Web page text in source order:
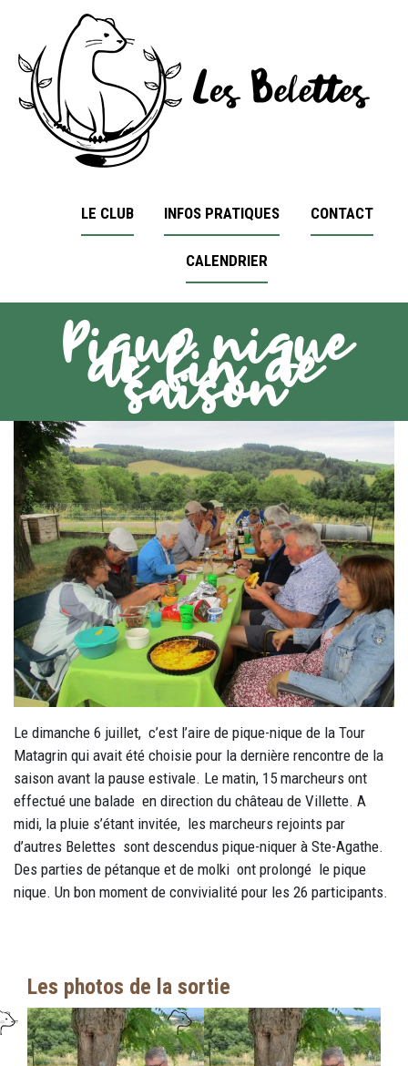
LE CLUB INFOS PRATIQUES CONTACT
CALENDRIER
Pique nique
de fin de
saison
Le dimanche 6 juillet, c’est l’aire de pique-nique de la Tour
Matagrin qui avait été choisie pour la dernière rencontre de la
saison avant la pause estivale. Le matin, 15 marcheurs ont
effectué une balade en direction du château de Villette. A
midi, la pluie s’étant invitée, les marcheurs rejoints par
d’autres Belettes sont descendus pique-niquer à Ste-Agathe.
Des parties de pétanque et de molki ont prolongé le pique
nique. Un bon moment de convivialité pour les 26 participants.
Les photos de la sortie